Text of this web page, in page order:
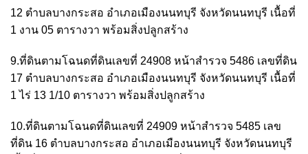
12 ตำบลบางกระสอ อำเภอเมืองนนทบุรี จังหวัดนนทบุรี เนื้อที่
1 งาน 05 ตารางวา พร้อมสิ่งปลูกสร้าง
9.ที่ดินตามโฉนดที่ดินเลขที่ 24908 หน้าสำรวจ 5486 เลขที่ดิน
17 ตำบลบางกระสอ อำเภอเมืองนนทบุรี จังหวัดนนทบุรี เนื้อที่
1 ไร่ 13 1/10 ตารางวา พร้อมสิ่งปลูกสร้าง
10.ที่ดินตามโฉนดที่ดินเลขที่ 24909 หน้าสำรวจ 5485 เลข
ที่ดิน 16 ตำบลบางกระสอ อำเภอเมืองนนทบุรี จังหวัดนนทบุรี